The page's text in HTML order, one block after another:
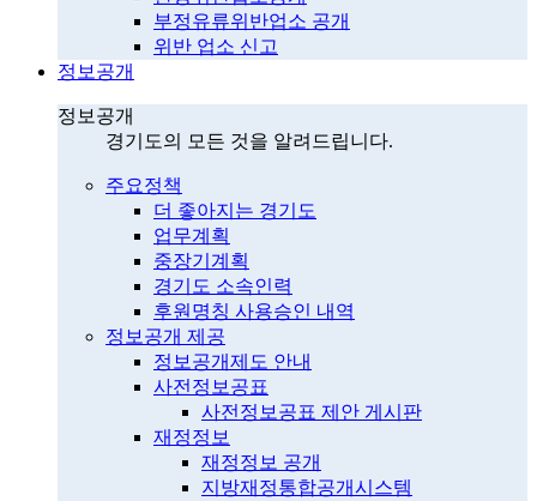
부정유류위반업소 공개
위반 업소 신고
정보공개
정보공개
경기도의 모든 것을 알려드립니다.
주요정책
더 좋아지는 경기도
업무계획
중장기계획
경기도 소속인력
후원명칭 사용승인 내역
정보공개 제공
정보공개제도 안내
사전정보공표
사전정보공표 제안 게시판
재정정보
재정정보 공개
지방재정통합공개시스템